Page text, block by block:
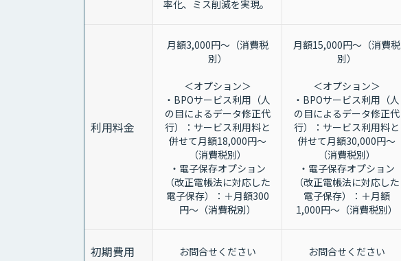
率化、ミス削減を実現。
利用料金
月額3,000円～（消費税
別）
＜オプション＞
・BPOサービス利用（人
の目によるデータ修正代
行）：サービス利用料と
併せて月額18,000円～
（消費税別）
・電子保存オプション
（改正電帳法に対応した
電子保存）：＋月額300
円～（消費税別）
月額15,000円～（消費税
別）
＜オプション＞
・BPOサービス利用（人
の目によるデータ修正代
行）：サービス利用料と
併せて月額30,000円～
（消費税別）
・電子保存オプション
（改正電帳法に対応した
電子保存）：＋月額
1,000円～（消費税別）
初期費用 お問合せください お問合せください